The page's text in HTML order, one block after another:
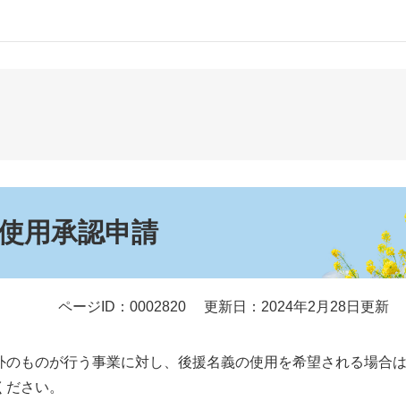
用承認申請
ページID：0002820 更新日：2024年2月28日更新
のものが行う事業に対し、後援名義の使用を希望される場合
さい。